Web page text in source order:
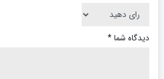
دیدگاه شما*